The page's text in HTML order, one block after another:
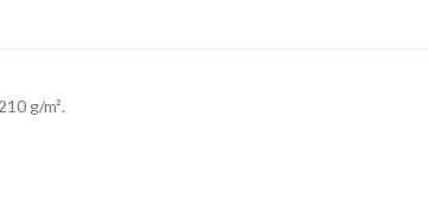
g/m².